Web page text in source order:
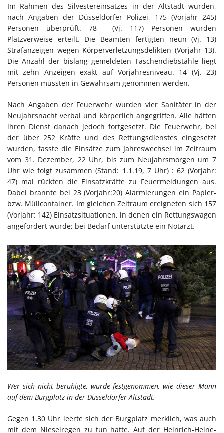
Im Rahmen des Silvestereinsatzes in der Altstadt wurden,
nach Angaben der Düsseldorfer Polizei, 175 (Vorjahr 245)
Personen überprüft. 78 (Vj. 117) Personen wurden
Platzverweise erteilt. Die Beamten fertigten neun (Vj. 13)
Strafanzeigen wegen Körperverletzungsdelikten (Vorjahr 13).
Die Anzahl der bislang gemeldeten Taschendiebstähle liegt
mit zehn Anzeigen exakt auf Vorjahresniveau. 14 (Vj. 23)
Personen mussten in Gewahrsam genommen werden.
Nach Angaben der Feuerwehr wurden vier Sanitäter in der
Neujahrsnacht verbal und körperlich angegriffen. Alle hätten
ihren Dienst danach jedoch fortgesetzt. Die Feuerwehr, bei
der über 252 Kräfte und des Rettungsdienstes eingesetzt
wurden, fasste die Einsätze zum Jahreswechsel im Zeitraum
vom 31. Dezember, 22 Uhr, bis zum Neujahrsmorgen um 7
Uhr wie folgt zusammen (Stand: 1.1.19, 7 Uhr) : 62 (Vorjahr:
47) mal rückten die Einsatzkräfte zu Feuermeldungen aus.
Dabei brannte bei 23 (Vorjahr:20) Alarmierungen ein Papier-
bzw. Müllcontainer. Im gleichen Zeitraum ereigneten sich 157
(Vorjahr: 142) Einsatzsituationen, in denen ein Rettungswagen
angefordert wurde; bei Bedarf unterstützte ein Notarzt.
Wer sich nicht beruhigte, wurde festgenommen, wie dieser Mann
auf dem Burgplatz in der Düsseldorfer Altstadt.
Gegen 1.30 Uhr leerte sich der Burgplatz merklich, was auch
mit dem Nieselregen zu tun hatte. Auf der Heinrich-Heine-